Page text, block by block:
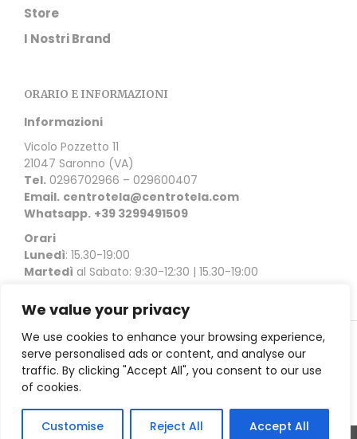
We value your privacy
We use cookies to enhance your browsing experience,
serve personalised ads or content, and analyse our
traffic. By clicking "Accept All", you consent to our use
of cookies.
Customise Reject All Accept All
Store
I Nostri Brand
ORARIO E INFORMAZIONI
Informazioni
Vicolo Pozzetto 11
21047 Saronno (VA)
Tel. 0296702966 – 029600407
Email. centrotela@centrotela.com
Whatsapp. +39 3299491509
Orari
Lunedì: 15.30-19:00
Martedì al Sabato: 9:30-12:30 | 15.30-19:00
Copyright © 2021 Ceriani Centrotela | Vicolo Pozzetto 11
21047 Saronno (VA) |Privacy Policy
TOVAGLIE SU MISURA